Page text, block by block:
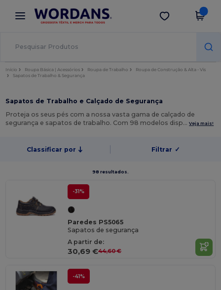
× App Wordans
Melhores preços na app!
Obter app
Início Roupa Básica | Acessórios Roupa de Trabalho
Roupa de Construção & Alta - Vis
Sapatos de Trabalho & Segurança
Sapatos de Trabalho e Calçado de Segurança
Proteja os seus pés com a nossa vasta gama de calçado de
segurança e sapatos de trabalho. Com 98 modelos disp…Veja mais!
Classificar por Filtrar ✓
98 resultados.
-31%
Paredes PS5065
Sapatos de segurança
A partir de:
30,69 €44,60 €
-41%